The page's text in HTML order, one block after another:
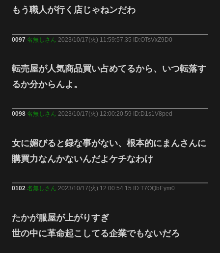
もう職人が行く店じゃねンだわ
0097 名無しさん 2023/10/17(火) 11:59:57.35 ID:OTsVxZ9D0
転売屋が人気商品買い占めてるから、いつ転落す
るか分からんよ。
0098 名無しさん 2023/10/17(火) 12:00:20.59 ID:D1s1V8ped
女に媚びると録な事がない、根本的にまんさんに
購買力なんかないんだよケチなわけ
0102 名無しさん 2023/10/17(火) 12:00:54.15 ID:T7OQbEym0
たかが服屋が上がりすぎ
世の中に革命起こしてる企業でもないだろ